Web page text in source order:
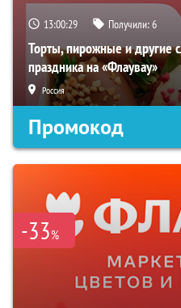
13:00:28 Получили:6
Торты, пирожные и другие
праздника на «Флаувау»
Россия
Промокод
-33%